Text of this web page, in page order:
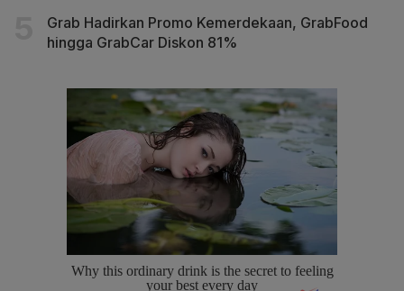
Grab Hadirkan Promo Kemerdekaan, GrabFood
hingga GrabCar Diskon 81%